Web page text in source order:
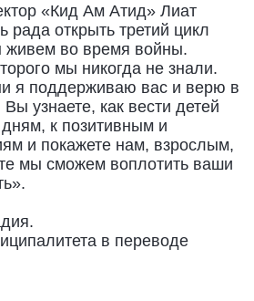
«Кид Ам Атид» Лиат
открыть третий цикл
во время войны.
мы никогда не знали.
я поддерживаю вас и верю в
узнаете, как вести детей
к позитивным и
и покажете нам, взрослым,
мы сможем воплотить ваши
в переводе